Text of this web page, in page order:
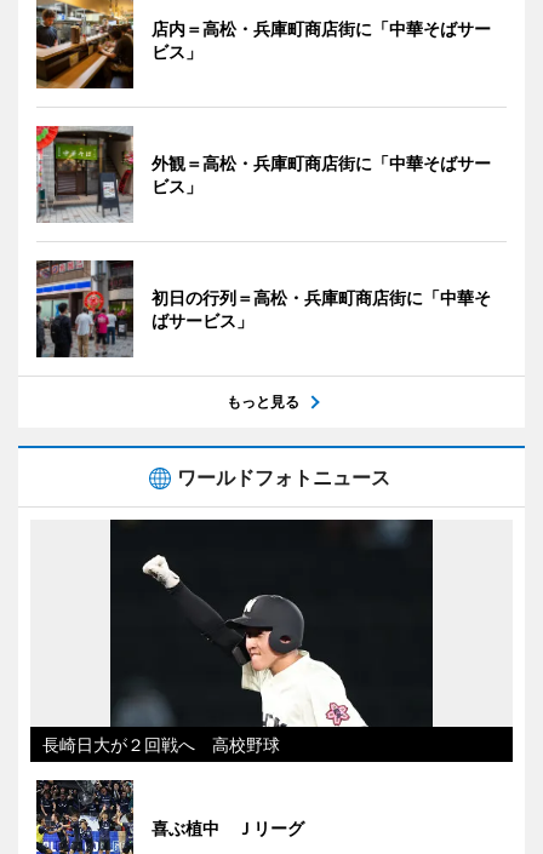
店内＝高松・兵庫町商店街に「中華そばサー
ビス」
外観＝高松・兵庫町商店街に「中華そばサー
ビス」
初日の行列＝高松・兵庫町商店街に「中華そ
ばサービス」
もっと見る
ワールドフォトニュース
長崎日大が２回戦へ 高校野球
喜ぶ植中 Ｊリーグ